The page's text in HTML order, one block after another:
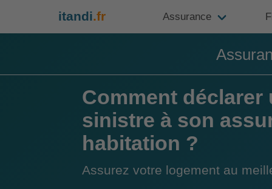
itandi.fr Assurance
Comment déclarer
sinistre à son
habitation ?
Assurez votre logement au